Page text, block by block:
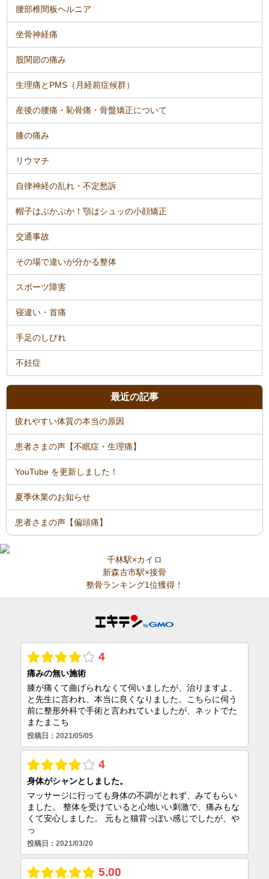
腰部椎間板ヘルニア
坐骨神経痛
股関節の痛み
生理痛とPMS（月経前症候群）
産後の腰痛・恥骨痛・骨盤矯正について
膝の痛み
リウマチ
自律神経の乱れ・不定愁訴
帽子はぶかぶか！顎はシュッの小顔矯正
交通事故
その場で違いが分かる整体
スポーツ障害
寝違い・首痛
手足のしびれ
不妊症
最近の記事
疲れやすい体質の本当の原因
患者さまの声【不眠症・生理痛】
YouTube を更新しました！
夏季休業のお知らせ
患者さまの声【偏頭痛】
千林駅×カイロ
新森古市駅×接骨
整骨ランキング1位獲得！